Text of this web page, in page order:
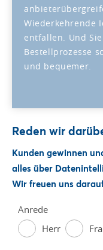
Wiederkehrende
entfallen. Und
Bestellprozesse
und bequemer.
Reden wir
Kunden gewinnen
alles über
Wir freuen uns
Anrede
Herr